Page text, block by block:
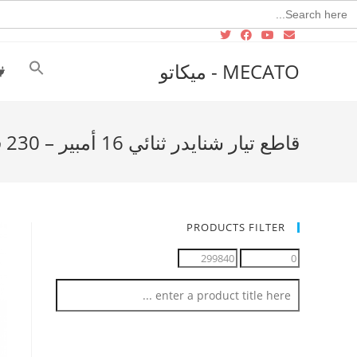
Search
for:
MECATO - ميكاتو
قاطع تيار شنايدر ثنائي 16 أمبير – 230 فولت-12495
PRODUCTS FILTER